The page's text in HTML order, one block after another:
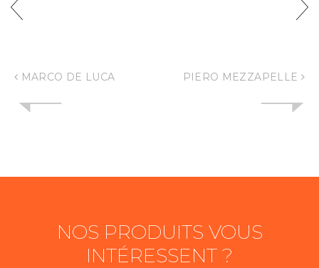
MARCO DE LUCA PIERO MEZZAPELLE
NOS PRODUITS VOUS
INTÉRESSENT ?